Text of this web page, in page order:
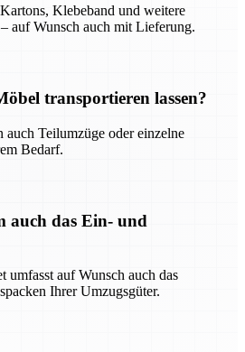
Klebeband und weitere
auf Wunsch auch mit Lieferung.
transportieren lassen?
Teilumzüge oder einzelne
Bedarf.
auch das Ein- und
umfasst auf Wunsch auch das
Ihrer Umzugsgüter.